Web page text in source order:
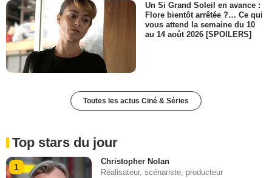
Un Si Grand Soleil en avance :
Flore bientôt arrêtée ?… Ce qui
vous attend la semaine du 10
au 14 août 2026 [SPOILERS]
Toutes les actus Ciné & Séries
Top stars du jour
1
Christopher Nolan
Réalisateur, scénariste, producteur